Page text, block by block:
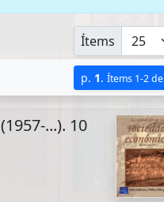
Ítems
p. 1. Ítems 1-2 de
(1957-...). 10